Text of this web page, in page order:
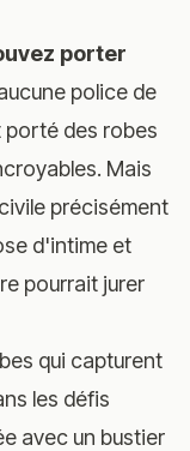
porter
police de
porté des robes
Mais
précisément
d'intime et
pourrait jurer
qui capturent
les défis
avec un bustier